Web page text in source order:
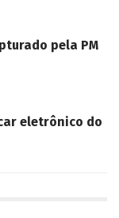
pela PM
eletrônico do